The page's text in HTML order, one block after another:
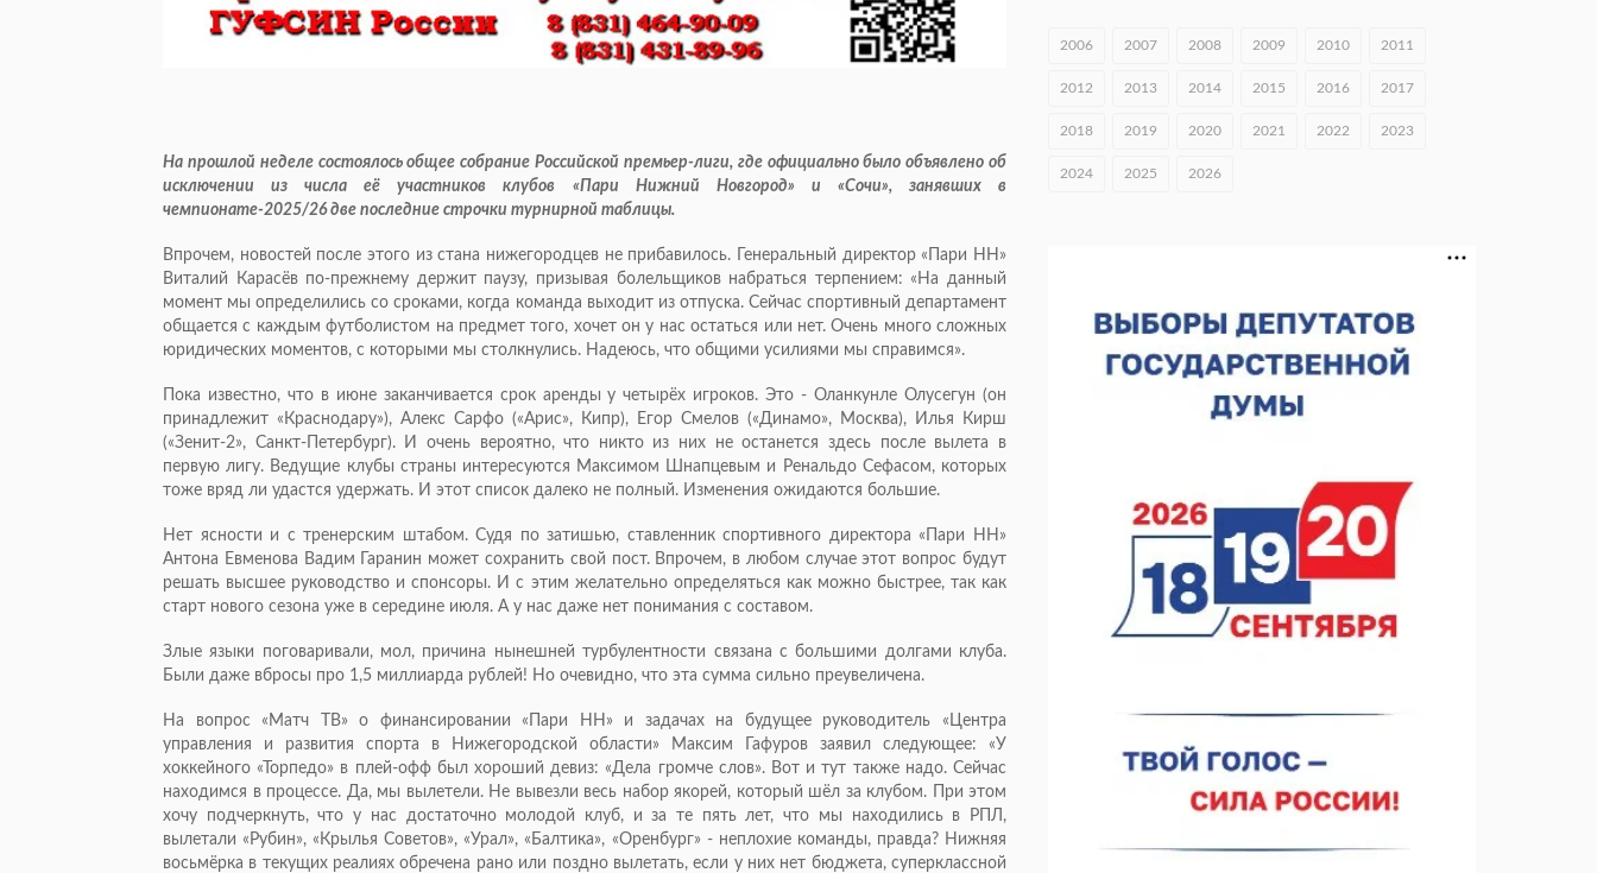
На прошлой неделе состоялось общее собрание Российской премьер-лиги, где официально было объявлено об
исключении из числа её участников клубов «Пари Нижний Новгород» и «Сочи», занявших в
чемпионате-2025/26 две последние строчки турнирной таблицы.
Впрочем, новостей после этого из стана нижегородцев не прибавилось. Генеральный директор «Пари НН»
Виталий Карасёв по-прежнему держит паузу, призывая болельщиков набраться терпением: «На данный
момент мы определились со сроками, когда команда выходит из отпуска. Сейчас спортивный департамент
общается с каждым футболистом на предмет того, хочет он у нас остаться или нет. Очень много сложных
юридических моментов, с которыми мы столкнулись. Надеюсь, что общими усилиями мы справимся».
Пока известно, что в июне заканчивается срок аренды у четырёх игроков. Это - Оланкунле Олусегун (он
принадлежит «Краснодару»), Алекс Сарфо («Арис», Кипр), Егор Смелов («Динамо», Москва), Илья Кирш
(«Зенит-2», Санкт-Петербург). И очень вероятно, что никто из них не останется здесь после вылета в
первую лигу. Ведущие клубы страны интересуются Максимом Шнапцевым и Ренальдо Сефасом, которых
тоже вряд ли удастся удержать. И этот список далеко не полный. Изменения ожидаются большие.
Нет ясности и с тренерским штабом. Судя по затишью, ставленник спортивного директора «Пари НН»
Антона Евменова Вадим Гаранин может сохранить свой пост. Впрочем, в любом случае этот вопрос будут
решать высшее руководство и спонсоры. И с этим желательно определяться как можно быстрее, так как
старт нового сезона уже в середине июля. А у нас даже нет понимания с составом.
Злые языки поговаривали, мол, причина нынешней турбулентности связана с большими долгами клуба.
Были даже вбросы про 1,5 миллиарда рублей! Но очевидно, что эта сумма сильно преувеличена.
На вопрос «Матч ТВ» о финансировании «Пари НН» и задачах на будущее руководитель «Центра
управления и развития спорта в Нижегородской области» Максим Гафуров заявил следующее: «У
хоккейного «Торпедо» в плей-офф был хороший девиз: «Дела громче слов». Вот и тут также надо. Сейчас
находимся в процессе. Да, мы вылетели. Не вывезли весь набор якорей, который шёл за клубом. При этом
хочу подчеркнуть, что у нас достаточно молодой клуб, и за те пять лет, что мы находились в РПЛ,
вылетали «Рубин», «Крылья Советов», «Урал», «Балтика», «Оренбург» - неплохие команды, правда? Нижняя
восьмёрка в текущих реалиях обречена рано или поздно вылетать, если у них нет бюджета, суперклассной
В Нижегородской области наградили лидеров
06.08.2026 18:02
Киргизии
Глеб Никитин представил направления
сотрудничества с Киргизией
06.08.2026 16:44
06.08.2026 16:37
Городец подписал соглашения с Кара-Кулем и
Токмоком
06.08.2026 16:26
2006 2007 2008 2009 2010 2011
2012 2013 2014 2015 2016 2017
2018 2019 2020 2021 2022 2023
2024 2025 2026